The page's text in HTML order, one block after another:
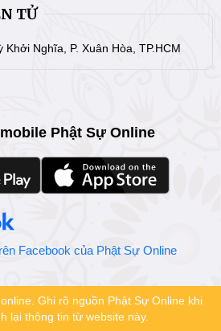
TỬ
Khởi Nghĩa, P. Xuân Hòa, TP.HCM
Phật Sự Online
Facebook của Phật Sự Online
Ghi rõ nguồn Phật Sự Online khi
lại thông tin từ website này.